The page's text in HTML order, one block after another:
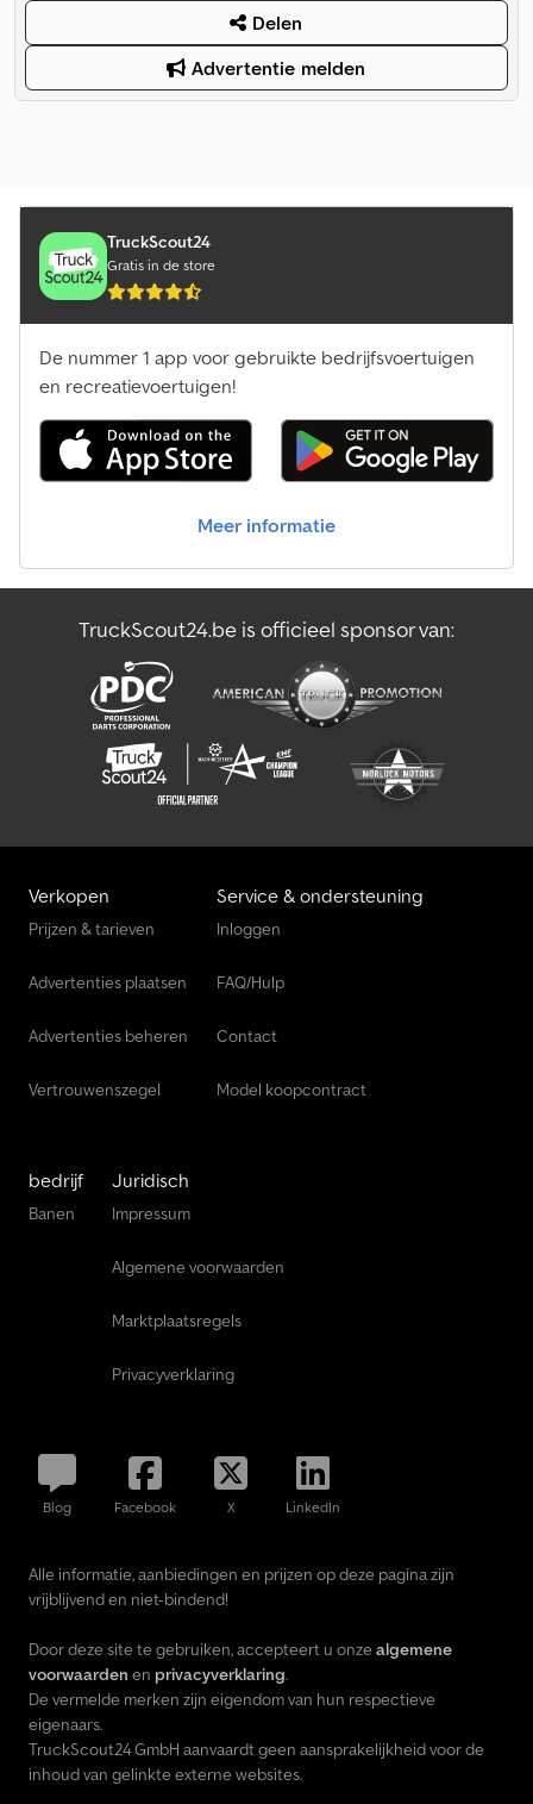
Delen
Advertentie melden
TruckScout24
Gratis in de store
De nummer 1 app voor gebruikte bedrijfsvoertuigen
en recreatievoertuigen!
Meer informatie
TruckScout24.be is officieel sponsor van:
Verkopen
Prijzen & tarieven
Advertenties plaatsen
Advertenties beheren
Vertrouwenszegel
Service & ondersteuning
Inloggen
FAQ/Hulp
Contact
Model koopcontract
bedrijf
Banen
Juridisch
Impressum
Algemene voorwaarden
Marktplaatsregels
Privacyverklaring
Blog Facebook X LinkedIn
Alle informatie, aanbiedingen en prijzen op deze pagina zijn
vrijblijvend en niet-bindend!
Door deze site te gebruiken, accepteert u onze algemene
voorwaarden en privacyverklaring.
De vermelde merken zijn eigendom van hun respectieve
eigenaars.
TruckScout24 GmbH aanvaardt geen aansprakelijkheid voor de
inhoud van gelinkte externe websites.